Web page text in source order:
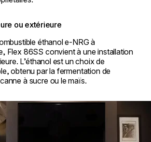
ou extérieure
éthanol e-NRG à
Flex 86SS convient à une installation
L’éthanol est un choix de
obtenu par la fermentation de
à sucre ou le maïs.